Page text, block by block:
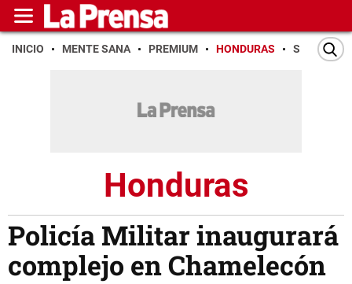
INICIO MENTE SANA PREMIUM HONDURAS SAN PEDRO
Honduras
Policía Militar inaugurará
complejo en Chamelecón